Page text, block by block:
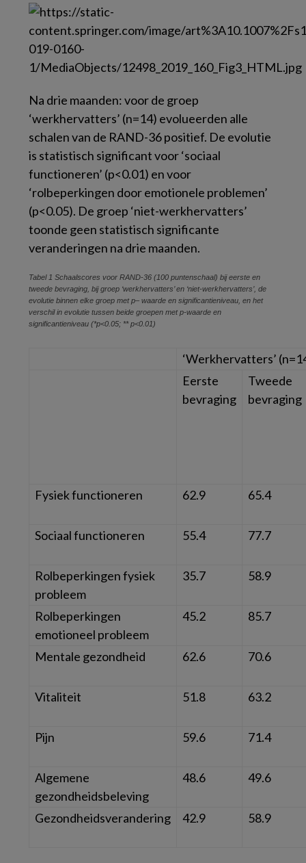
Na drie maanden: voor de groep
‘werkhervatters’ (n=14) evolueerden alle
schalen van de RAND-36 positief. De evolutie
is statistisch significant voor ‘sociaal
functioneren’ (p<0.01) en voor
‘rolbeperkingen door emotionele problemen’
(p<0.05). De groep ‘niet-werkhervatters’
toonde geen statistisch significante
veranderingen na drie maanden.
Tabel 1 Schaalscores voor RAND-36 (100 puntenschaal) bij eerste en
tweede bevraging, bij groep ‘werkhervatters’ en ‘niet-werkhervatters’, de
evolutie binnen elke groep metp– waarde en significantieniveau, en het
verschil in evolutie tussen beide groepen metp-waarde en
significantieniveau (*p<0.05; **p<0.01)
‘Werkhervatters’
Eerste
bevraging
Tweede
bevraging
Fysiek functioneren 62.9 65.4
Sociaal functioneren 55.4 77.7
Rolbeperkingen fysiek
probleem
35.7 58.9
Rolbeperkingen
emotioneel probleem
45.2 85.7
Mentale gezondheid 62.6 70.6
Vitaliteit 51.8 63.2
Pijn 59.6 71.4
Algemene
gezondheidsbeleving
48.6 49.6
Gezondheidsverandering 42.9 58.9